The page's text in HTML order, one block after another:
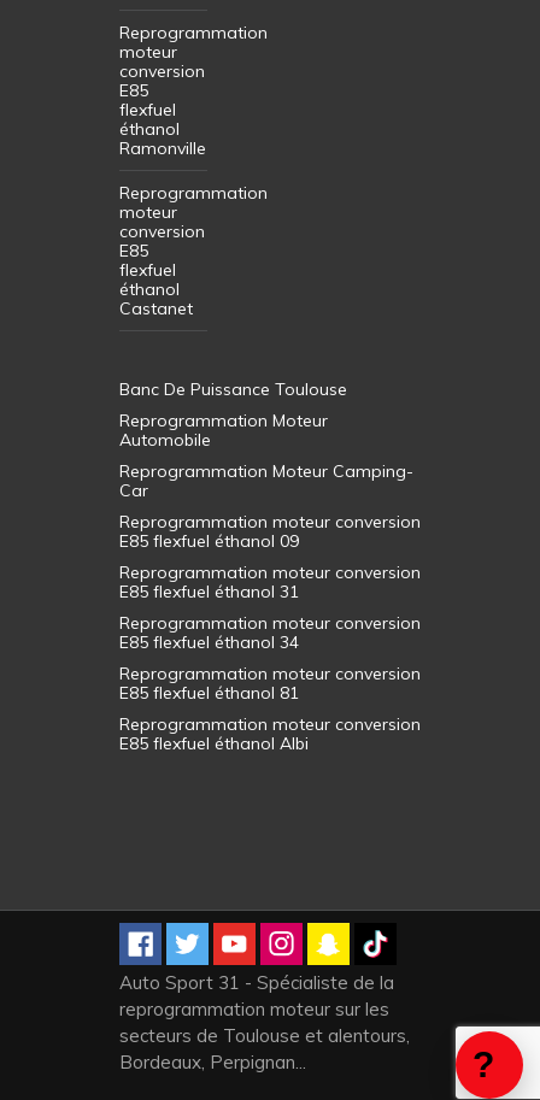
Reprogrammation
moteur
conversion
E85
flexfuel
éthanol
Ramonville
Reprogrammation
moteur
conversion
E85
flexfuel
éthanol
Castanet
Banc De Puissance Toulouse
Reprogrammation Moteur
Automobile
Reprogrammation Moteur Camping-
Car
Reprogrammation moteur conversion
E85 flexfuel éthanol 09
Reprogrammation moteur conversion
E85 flexfuel éthanol 31
Reprogrammation moteur conversion
E85 flexfuel éthanol 34
Reprogrammation moteur conversion
E85 flexfuel éthanol 81
Reprogrammation moteur conversion
E85 flexfuel éthanol Albi
Auto Sport 31 - Spécialiste de la
reprogrammation moteur sur les
secteurs de Toulouse et alentours,
Bordeaux, Perpignan...